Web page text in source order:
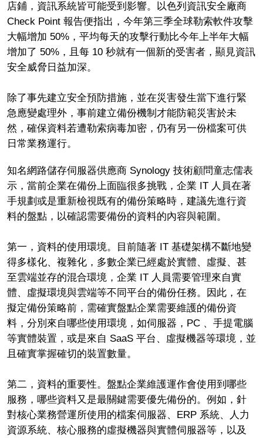
店鋪，資訊系統皆可能受到影響。以色列資訊安全廠商
Check Point 報告便指出，今年第三季全球勒索軟件攻擊
大幅增加 50%，平均每天的攻擊行動比今年上半年大幅
增加了 50%，且每 10 秒就有一個新的受害者，顯見資訊
安全威脅日益加深。
除了事先建立安全預防措施，並在災害發生當下進行緊
急應變處理外，事前建立備份機制才能防範災害於未
然，確保資料若遭勒索病毒加密，仍有另一份檔案可供
日常業務運行。
知名網路儲存伺服器供應商 Synology 技術顧問童志儒表
示，當前企業在備份上面臨很多挑戰，企業 IT 人員在著
手規劃或是重新檢視既有的備份策略時，建議先進行資
料的盤點，以確認需要備份的資料的內容與範圍。
第一，資料的使用環境。目前隨著 IT 基礎架構不斷地變
得多樣化、複雜化，多數企業已經處於實體、虛擬、甚
至雲端並存的混合環境，企業 IT 人員需要管理來自實
體、虛擬環境與雲端等不同平台的備份任務。因此，在
擬定備份策略前，需確實盤點企業需要維護的備份資
料，分別來自哪些使用環境，如伺服器，PC 、手提電腦
等實體裝置，或是來自 SaaS 平台、虛擬機器等環境，並
且確實掌握確切的裝置數量。
第二，資料的重要性。盤點企業維護運作會使用到哪些
服務，哪些資料又是最關鍵需要優先備份的。例如，針
對核心業務營運所使用的檔案伺服器、ERP 系統、人力
資源系統、核心服務的虛擬機器與實體伺服器等，以及